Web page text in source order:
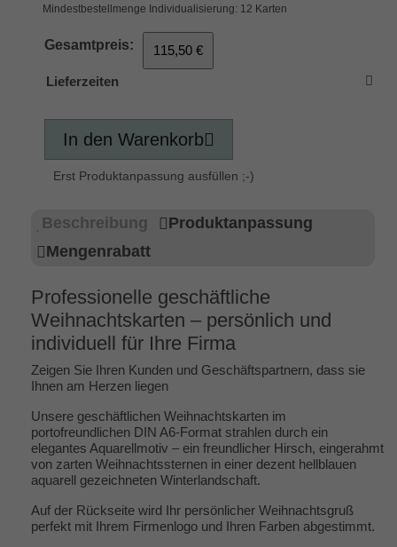
Mindestbestellmenge Individualisierung: 12 Karten
Gesamtpreis: 115,50 €
Lieferzeiten
In den Warenkorb
Erst Produktanpassung ausfüllen ;-)
Beschreibung
Produktanpassung
Mengenrabatt
Professionelle geschäftliche
Weihnachtskarten – persönlich und
individuell für Ihre Firma
Zeigen Sie Ihren Kunden und Geschäftspartnern, dass sie
Ihnen am Herzen liegen
Unsere geschäftlichen Weihnachtskarten im
portofreundlichen DIN A6-Format strahlen durch ein
elegantes Aquarellmotiv – ein freundlicher Hirsch, eingerahmt
von zarten Weihnachtssternen in einer dezent hellblauen
aquarell gezeichneten Winterlandschaft.
Auf der Rückseite wird Ihr persönlicher Weihnachtsgruß
perfekt mit Ihrem Firmenlogo und Ihren Farben abgestimmt.